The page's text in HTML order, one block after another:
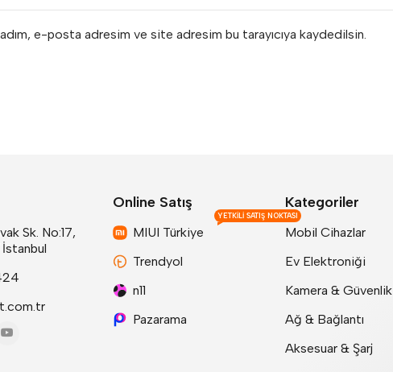
adım, e-posta adresim ve site adresim bu tarayıcıya kaydedilsin.
Sk. No:17,
Online Satış
MIUI Türkiye
YETKILI SATIŞ NOKTASI
Trendyol
n11
Pazarama
Kategoriler
Mobil Cihazlar
Ev Elektroniği
Kamera & Güvenlik
Ağ & Bağlantı
Aksesuar & Şarj